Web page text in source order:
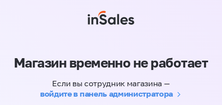
Магазин временно не работает
Если вы сотрудник магазина —
войдите в панель администратора